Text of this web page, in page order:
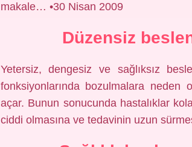
makale… •30 Nisan 2009
Düzensiz
Yetersiz, dengesiz ve sağlıksız
fonksiyonlarında bozulmalara neden
açar. Bunun sonucunda hastalıklar
ciddi olmasına ve tedavinin uzun